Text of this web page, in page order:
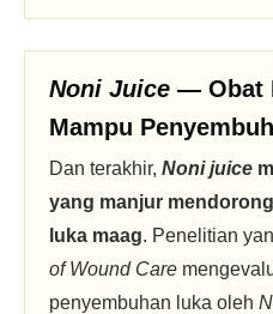
Noni Juice — Obat
Mampu
Dan terakhir, Noni juice
yang manjur
luka maag. Penelitian
of Wound Care
penyembuhan luka oleh